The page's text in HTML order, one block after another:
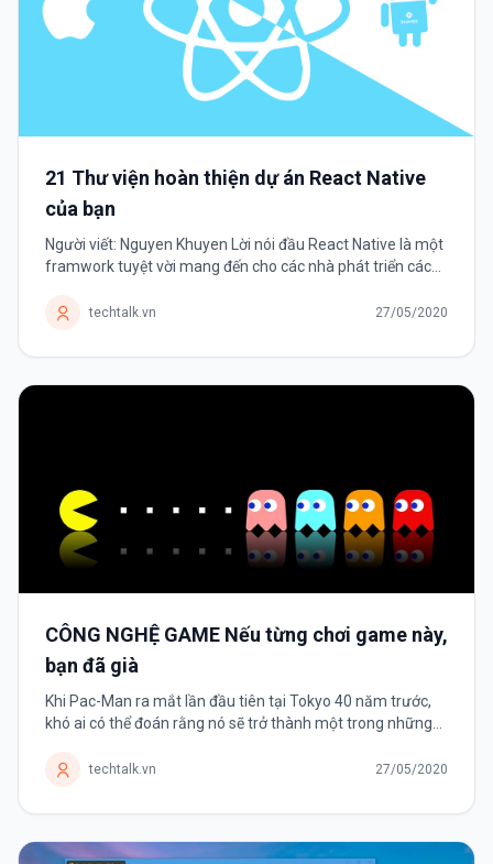
21 Thư viện hoàn thiện dự án React Native
của bạn
Người viết: Nguyen Khuyen Lời nói đầu React Native là một
framwork tuyệt vời mang đến cho các nhà phát triển cách
danh sách dài các thư...
techtalk.vn 27/05/2020
CÔNG NGHỆ GAME Nếu từng chơi game này,
bạn đã già
Khi Pac-Man ra mắt lần đầu tiên tại Tokyo 40 năm trước,
khó ai có thể đoán rằng nó sẽ trở thành một trong những
1970-1980, trò chơi...
techtalk.vn 27/05/2020